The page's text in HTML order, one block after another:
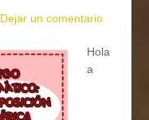
Dejar un comentario
Hola
a